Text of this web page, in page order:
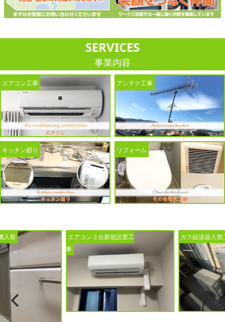
SERVICES
事業内容
エアコン工事 アンテナ工事
キッチン廻り リフォーム
エアコン３台新規設置工
ガス給湯器入替工事